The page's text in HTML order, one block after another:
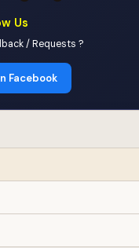
Us
/ Requests ?
Facebook